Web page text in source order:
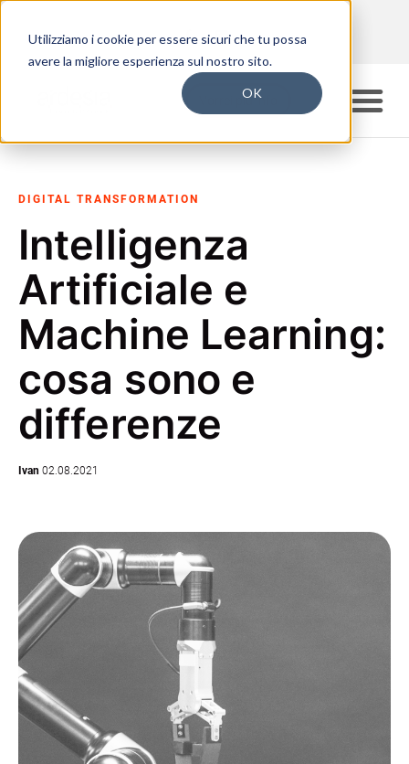
Utilizziamo i cookie per essere sicuri che tu possa
avere la migliore esperienza sul nostro sito.
OK
Vorrei più info
DIGITAL TRANSFORMATION
Intelligenza
Artificiale e
Machine Learning:
cosa sono e
differenze
Ivan 02.08.2021